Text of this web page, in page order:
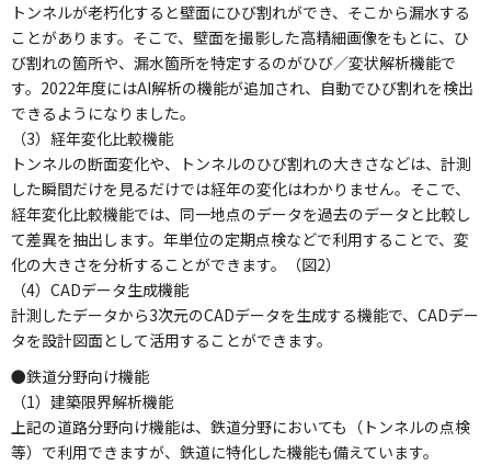
トンネルが老朽化すると壁面にひび割れができ、そこから漏水する
ことがあります。そこで、壁面を撮影した高精細画像をもとに、ひ
び割れの箇所や、漏水箇所を特定するのがひび／変状解析機能で
す。2022年度にはAI解析の機能が追加され、自動でひび割れを検出
できるようになりました。
（3）経年変化比較機能
トンネルの断面変化や、トンネルのひび割れの大きさなどは、計測
した瞬間だけを見るだけでは経年の変化はわかりません。そこで、
経年変化比較機能では、同一地点のデータを過去のデータと比較し
て差異を抽出します。年単位の定期点検などで利用することで、変
化の大きさを分析することができます。（図2）
（4）CADデータ生成機能
計測したデータから3次元のCADデータを生成する機能で、CADデー
タを設計図面として活用することができます。
●鉄道分野向け機能
（1）建築限界解析機能
上記の道路分野向け機能は、鉄道分野においても（トンネルの点検
等）で利用できますが、鉄道に特化した機能も備えています。